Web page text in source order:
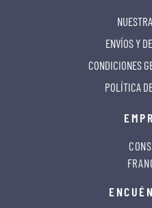
ENVÍOS Y
CONDICIONES
POLÍTICA